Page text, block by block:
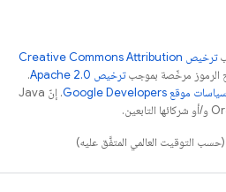
ترخيص Creative Commons Attribution
الرموز مرخّصة بموجبترخيص Apache 2.0‏
.
سياسات موقع Google Developers‏
. إنّ Java